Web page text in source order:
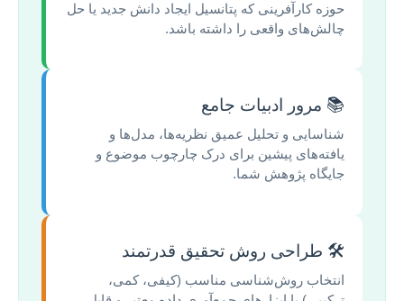
حوزه کارآفرینی که پتانسیل ایجاد دانش جدید یا حل
چالش‌های واقعی را داشته باشد.
📚 مرور ادبیات جامع
شناسایی و تحلیل عمیق نظریه‌ها، مدل‌ها و
یافته‌های پیشین برای درک چارچوب موضوع و
جایگاه پژوهش شما.
🛠️ طراحی روش تحقیق قدرتمند
انتخاب روش‌شناسی مناسب (کیفی، کمی،